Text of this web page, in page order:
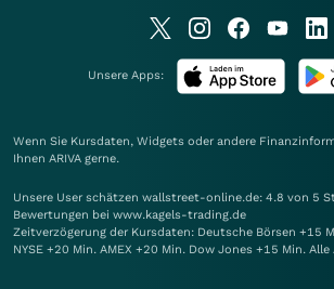
Unsere Apps:
Wenn Sie Kursdaten, Widgets oder andere
Ihnen ARIVA gerne.
Unsere User schätzen wallstreet-online.de: 4.8 von 5
Bewertungen bei www.kagels-trading.de
Zeitverzögerung der Kursdaten: Deutsche Börsen +15
NYSE +20 Min. AMEX +20 Min. Dow Jones +15 Min.